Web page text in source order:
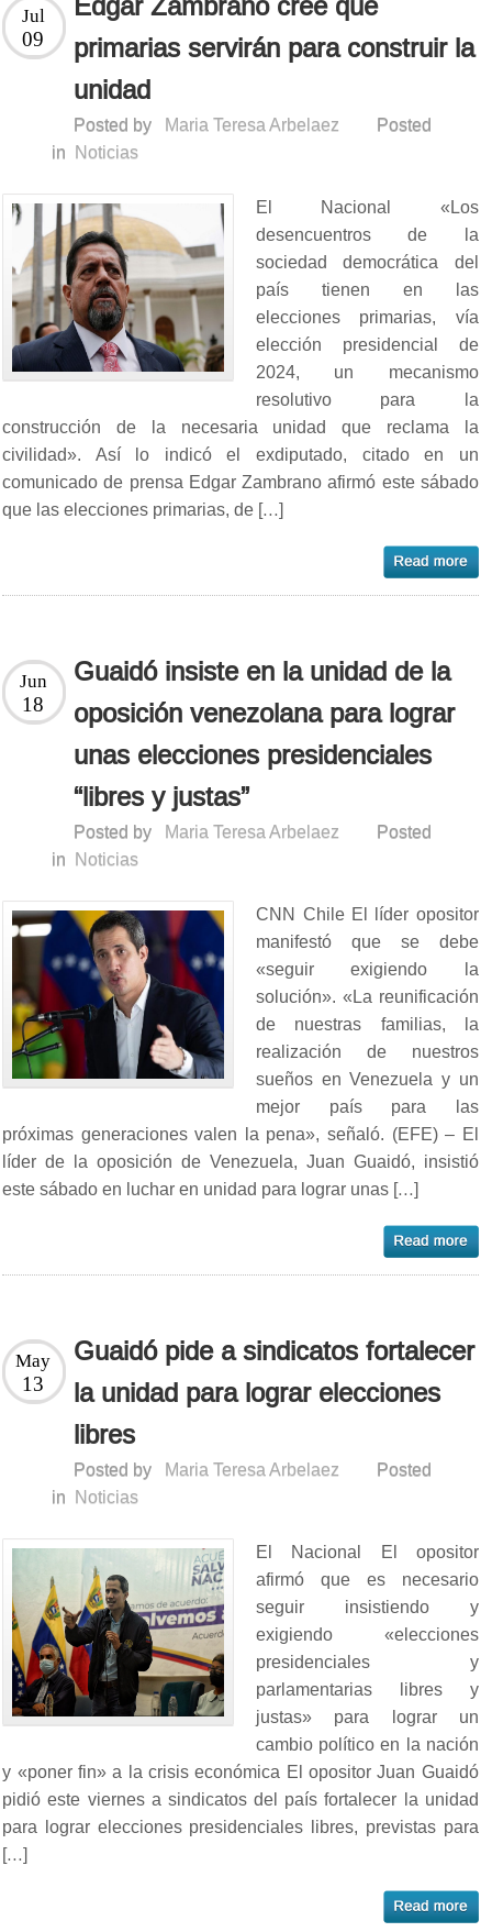
primarias servirán para construir la
unidad
Jul
09
Posted by Maria Teresa Arbelaez
Posted
in
Noticias
El Nacional «Los
desencuentros de la
sociedad democrática del
país tienen en las
elecciones primarias, vía
elección presidencial de
2024, un mecanismo
resolutivo para la
construcción de la necesaria unidad que reclama la
civilidad». Así lo indicó el exdiputado, citado en un
comunicado de prensa Edgar Zambrano afirmó este sábado
que las elecciones primarias, de […]
Guaidó insiste en la unidad de la
oposición venezolana para lograr
unas elecciones presidenciales
“libres y justas”
Jun
18
Posted by Maria Teresa Arbelaez
Posted
in
Noticias
CNN Chile El líder opositor
manifestó que se debe
«seguir exigiendo la
solución». «La reunificación
de nuestras familias, la
realización de nuestros
sueños en Venezuela y un
mejor país para las
próximas generaciones valen la pena», señaló. (EFE) – El
líder de la oposición de Venezuela, Juan Guaidó, insistió
este sábado en luchar en unidad para lograr unas […]
Guaidó pide a sindicatos fortalecer
la unidad para lograr elecciones
libres
May
13
Posted by Maria Teresa Arbelaez
Posted
in
Noticias
El Nacional El opositor
afirmó que es necesario
seguir insistiendo y
exigiendo «elecciones
presidenciales y
parlamentarias libres y
justas» para lograr un
cambio político en la nación
y «poner fin» a la crisis económica El opositor Juan Guaidó
pidió este viernes a sindicatos del país fortalecer la unidad
para lograr elecciones presidenciales libres, previstas para
[…]